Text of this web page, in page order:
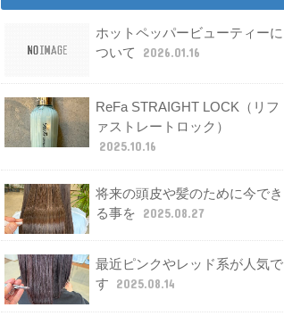
ホットペッパービューティーに
ついて
2026.01.16
ReFa STRAIGHT LOCK（リフ
ァストレートロック）
2025.10.16
将来の頭皮や髪のために今でき
る事を
2025.08.27
最近ピンクやレッド系が人気で
す
2025.08.14